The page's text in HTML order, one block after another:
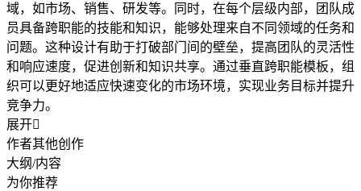
域，如市场、销售、研发等。同时，在每个层级内部，团队成
员具备跨职能的技能和知识，能够处理来自不同领域的任务和
问题。这种设计有助于打破部门间的壁垒，提高团队的灵活性
和响应速度，促进创新和知识共享。通过垂直跨职能模板，组
织可以更好地适应快速变化的市场环境，实现业务目标并提升
竞争力。
展开
作者其他创作
大纲/内容
为你推荐